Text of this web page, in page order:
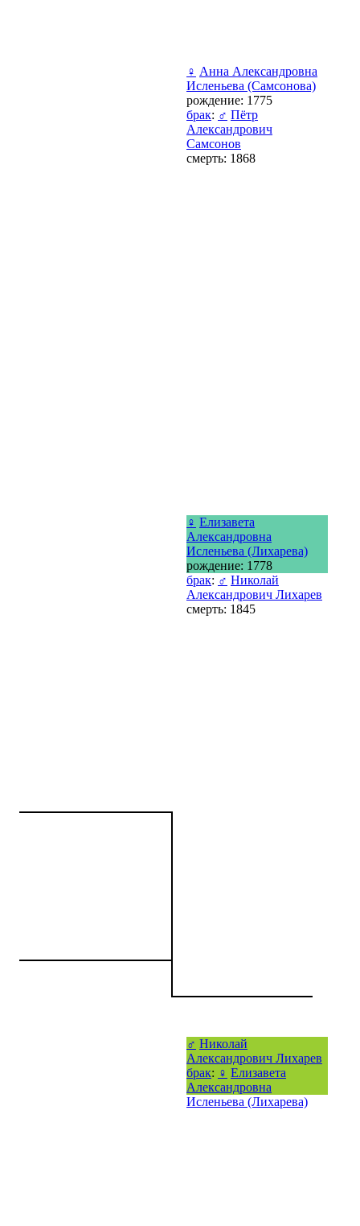
♀ Анна Александровна
Исленьева (Самсонова)
рождение: 1775
брак: ♂ Пётр
Александрович
Самсонов
смерть: 1868
♀ Елизавета
Александровна
Исленьева (Лихарева)
рождение: 1778
брак: ♂ Николай
Александрович Лихарев
смерть: 1845
♂ Николай
Александрович Лихарев
брак: ♀ Елизавета
Александровна
Исленьева (Лихарева)